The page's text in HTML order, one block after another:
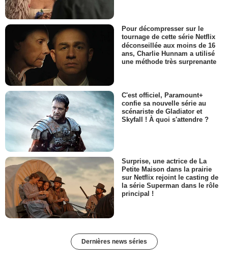
Pour décompresser sur le
tournage de cette série Netflix
déconseillée aux moins de 16
ans, Charlie Hunnam a utilisé
une méthode très surprenante
C'est officiel, Paramount+
confie sa nouvelle série au
scénariste de Gladiator et
Skyfall ! À quoi s'attendre ?
Surprise, une actrice de La
Petite Maison dans la prairie
sur Netflix rejoint le casting de
la série Superman dans le rôle
principal !
Dernières news séries